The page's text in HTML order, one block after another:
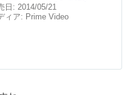
日: 2014/05/21
ィア: Prime Video